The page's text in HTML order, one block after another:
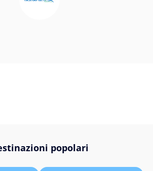
popolari